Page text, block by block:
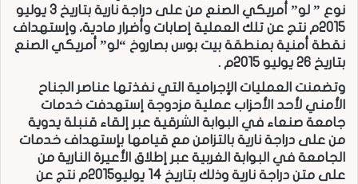
نوع ” لو” أمريكي الصنع من على دراجة نارية بتاريخ 3 يوليو
2015م نتج عن تلك العملية إصابات وأضرار مادية، وإستهداف
نقطة أمنية بمنطقة بيت بوس بصاروخ “لو” أمريكي الصنع
بتاريخ 26 يوليو 2015م .
وتضمنت العمليات الإجرامية التي نفذتها عناصر الجناح
الأمني لأحد الأحزاب عملية مزدوجة إستهدفت خدمات
جامعة صنعاء في البوابة الشرقية عبر إلقاء قنبلة يدوية
من على دراجة نارية بالتزامن مع قيامها بإستهداف خدمات
الجامعة في البوابة الغربية عبر إطلاق الأعيرة النارية من
على متن دراجة نارية وذلك بتاريخ 14 يوليو2015م نتج عن